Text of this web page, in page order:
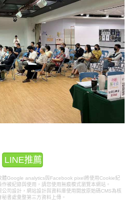
LINE推薦
體Google analytics與Facebook pixel將使用Cookie紀
被紀錄與使用，請您使用無痕模式瀏覽本網站。
司設計， 網站設計與資料庫使用開放原始碼CMS為核
書處彙整第三方資料上傳。